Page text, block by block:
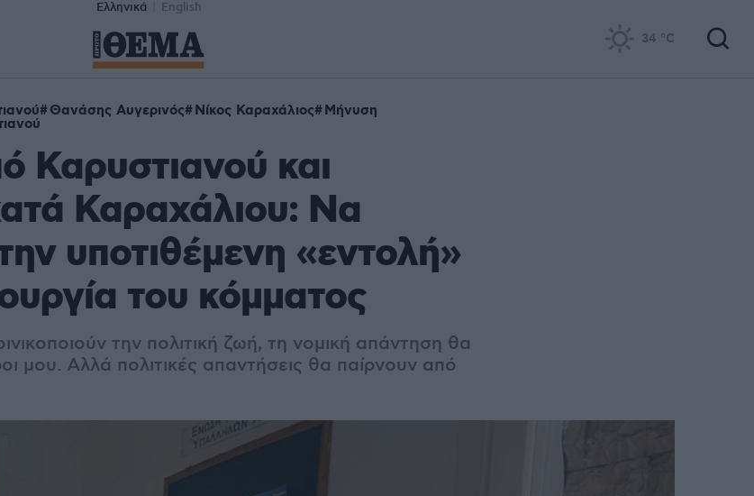
Ελληνικά English
34 °C
Θανάσης Αυγερινός Νίκος Καραχάλιος Μήνυση
Καρυστιανού και
Καραχάλιου: Να
υποτιθέμενη «εντολή»
του κόμματος
την πολιτική ζωή, τη νομική απάντηση θα
μου. Αλλά πολιτικές απαντήσεις θα παίρνουν από